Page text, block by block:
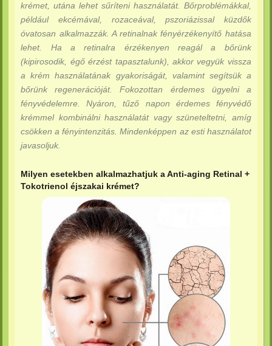
krémet, utána lehet sűríteni használatát. Bőrproblémákkal,
például ekcémával, rozaceával, pszoriázissal küzdők
óvatosan alkalmazzák. A retinalnak fényérzékenyítő hatása
lehet. Ha a retinalra érzékenyen reagál a bőrünk
(kipirosodik, égő érzést tapasztalunk), akkor vegyük vissza
a krém használatának gyakoriságát, valamint segítsük a
bőrünk regenerációját. Fokozottan érdemes ügyelni a
fényvédelemre. Nyáron, tűző napon érdemes fényvédő
krémmel kombinálni használatát vagy szüneteltetni, amíg
csökken a fényintenzitás. Mindenképpen az esti használatot
javasoljuk.
Milyen esetekben alkalmazhatjuk a Anti-aging Retinal +
Tokotrienol éjszakai krémet?